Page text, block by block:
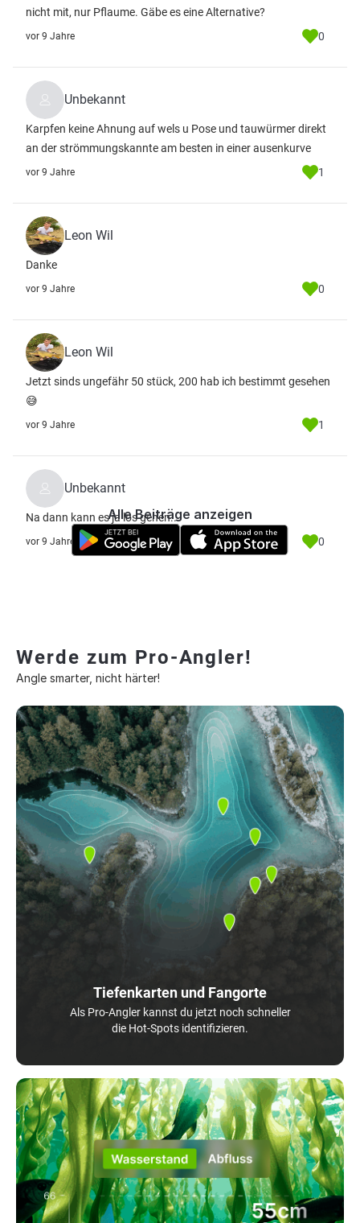
nicht mit, nur Pflaume. Gäbe es eine Alternative?
vor 9 Jahre 0
Unbekannt
Karpfen keine Ahnung auf wels u Pose und tauwürmer direkt
an der strömmungskannte am besten in einer ausenkurve
vor 9 Jahre 1
Leon Wil
Danke
vor 9 Jahre 0
Leon Wil
Jetzt sinds ungefähr 50 stück, 200 hab ich bestimmt gesehen
😅
vor 9 Jahre 1
Unbekannt
Na dann kann es ja los gehen...
vor 9 Jahre 0
Alle Beiträge anzeigen
Werde zum Pro-Angler!
Angle smarter, nicht härter!
Tiefenkarten und Fangorte
Als Pro-Angler kannst du jetzt noch schneller
die Hot-Spots identifizieren.